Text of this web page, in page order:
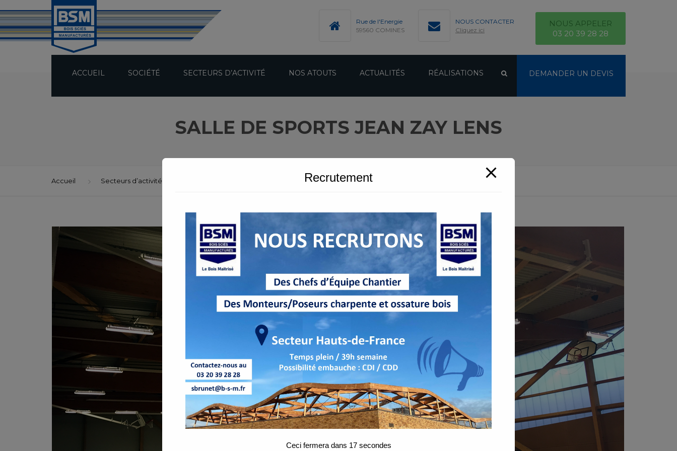
Rue de l'Energie
59560 COMINES
NOUS CONTACTER
Cliquez ici
NOUS APPELER
03 20 39 28 28
ACCUEIL SOCIÉTÉ SECTEURS D’ACTIVITÉ NOS ATOUTS ACTUALITÉS RÉALISATIONS DEMANDER UN DEVIS
SALLE DE SPORTS JEAN ZAY LENS
Accueil Secteurs d’activité RÉPARATIONS ET TRAITEMENT DE CHARPENTES Salle de sports Jean ZAY LENS
Recrutement
Ceci fermera dans 16secondes